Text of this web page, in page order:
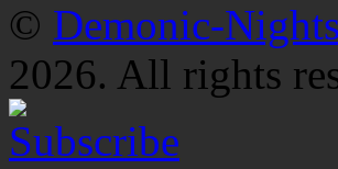
© Demonic-
2026. All rights